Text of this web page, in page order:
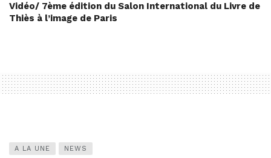
Vidéo/ 7ème édition du Salon International du Livre de
Thiès à l’image de Paris
A LA UNE NEWS